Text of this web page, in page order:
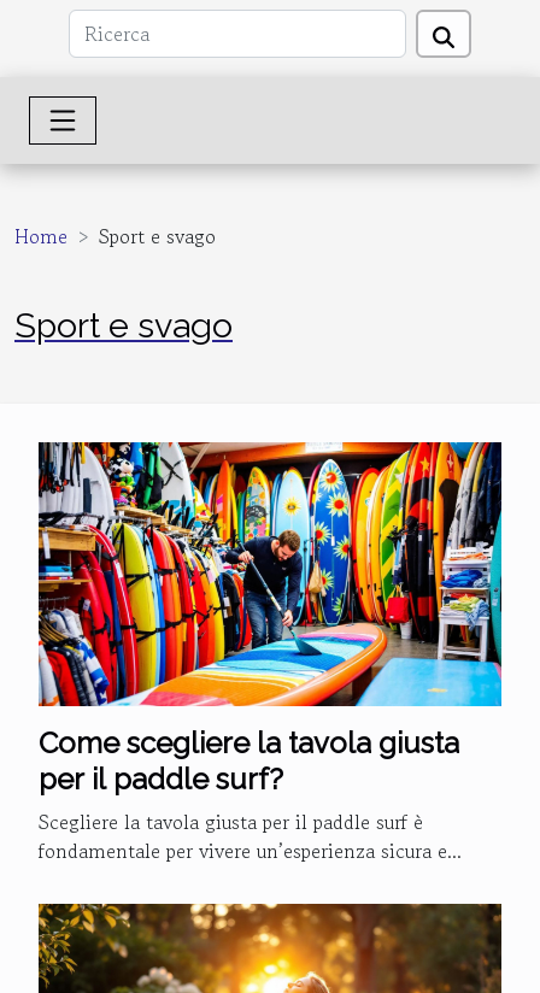
Home Sport e svago
Sport e svago
Come scegliere la tavola giusta
per il paddle surf?
Scegliere la tavola giusta per il paddle surf è
fondamentale per vivere un’esperienza sicura e...